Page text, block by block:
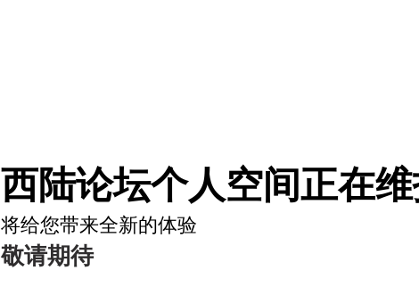
西陆论坛个人空间正在
将给您带来全新的体验
敬请期待